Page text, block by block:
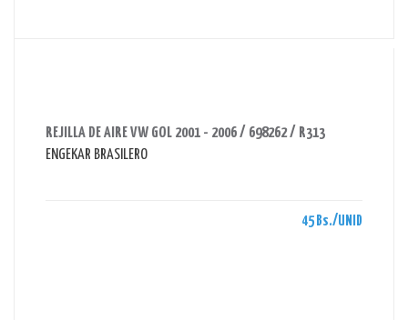
REJILLA DE AIRE VW GOL 2001 - 2006 / 698262 / R313
ENGEKAR BRASILERO
45 Bs./UNID